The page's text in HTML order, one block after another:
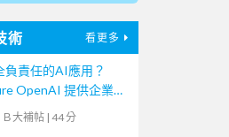
術 看更多
負責任的AI應用？
OpenAI 提供企業
體驗！【宏碁資訊網
Ｂ大補帖 | 44 分